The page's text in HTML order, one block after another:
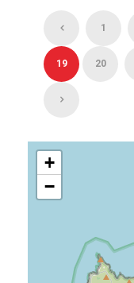
1
19 20
+
−